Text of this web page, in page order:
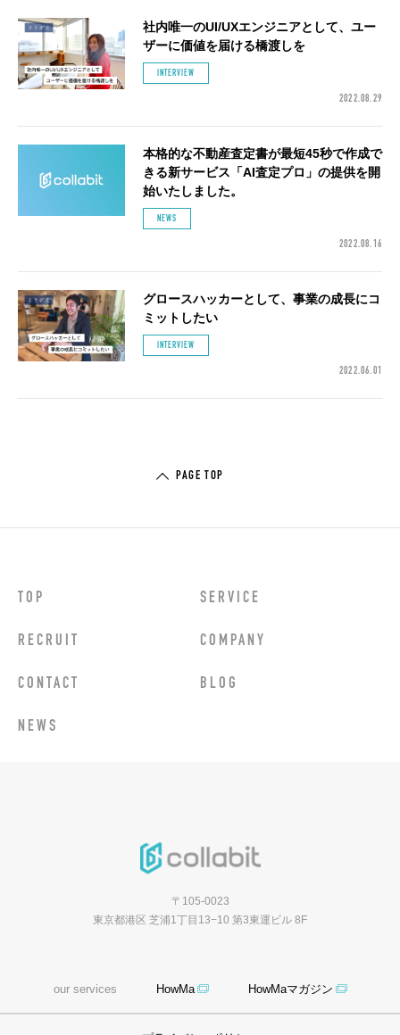
社内唯一のUI/UXエンジニアとして、ユー
ザーに価値を届ける橋渡しを
INTERVIEW
2022.08.29
本格的な不動産査定書が最短45秒で作成で
きる新サービス「AI査定プロ」の提供を開
始いたしました。
NEWS
2022.08.16
グロースハッカーとして、事業の成長にコ
ミットしたい
INTERVIEW
2022.06.01
PAGE TOP
TOP SERVICE
RECRUIT COMPANY
CONTACT BLOG
NEWS
〒105-0023
東京都港区 芝浦1丁目13−10 第3東運ビル 8F
our services HowMa HowMaマガジン